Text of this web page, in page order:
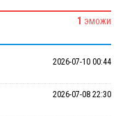
1 ЭМОЖИ
2026-07-10 00:44
2026-07-08 22:30